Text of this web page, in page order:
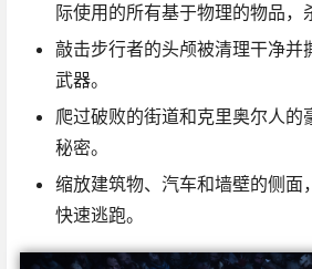
际使用的所有基于物理的物品，
敲击步行者的头颅被清理干净并
武器。
爬过破败的街道和克里奥尔人的
秘密。
缩放建筑物、汽车和墙壁的侧面
快速逃跑。